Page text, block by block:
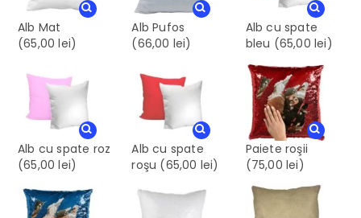
Alb Mat
(65,00 lei)
Alb Pufos
(66,00 lei)
Alb cu spate
bleu (65,00 lei)
Alb cu spate roz
(65,00 lei)
Alb cu spate
roşu (65,00 lei)
Paiete roşii
(75,00 lei)